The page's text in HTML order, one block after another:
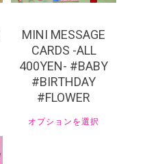
MINI MESSAGE
CARDS -ALL
400YEN- #BABY
#BIRTHDAY
#FLOWER
オプションを選択